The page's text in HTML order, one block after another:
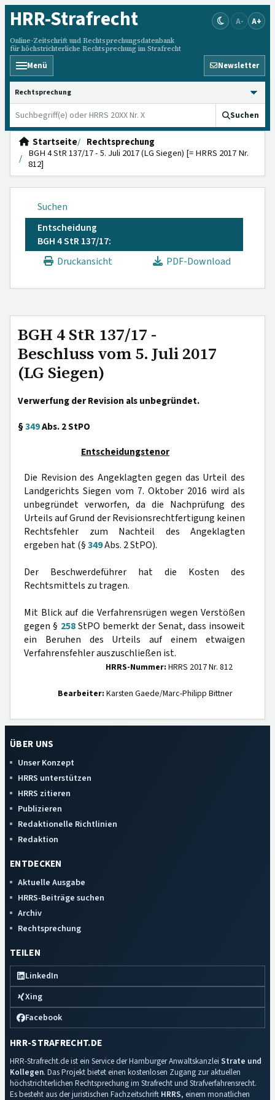
HRR-Strafrecht
Online-Zeitschrift und Rechtsprechungsdatenbank
für höchstrichterliche Rechtsprechung im Strafrecht
A- A+
Menü Newsletter
HRRS durchsuchen
Suchen
Startseite
Rechtsprechung
BGH 4 StR 137/17 - 5. Juli 2017 (LG Siegen) [= HRRS 2017 Nr.
812]
Suchen
Entscheidung
BGH 4 StR 137/17:
Druckansicht
PDF-Download
BGH 4 StR 137/17 -
Beschluss vom 5. Juli 2017
(LG Siegen)
Verwerfung der Revision als unbegründet.
§349Abs. 2 StPO
Entscheidungstenor
Die Revision des Angeklagten gegen das Urteil des
Landgerichts Siegen vom 7. Oktober 2016 wird als
unbegründet verworfen, da die Nachprüfung des
Urteils auf Grund der Revisionsrechtfertigung keinen
Rechtsfehler zum Nachteil des Angeklagten
ergeben hat (§349Abs. 2 StPO).
Der Beschwerdeführer hat die Kosten des
Rechtsmittels zu tragen.
Mit Blick auf die Verfahrensrügen wegen Verstößen
gegen § 258StPO bemerkt der Senat, dass insoweit
ein Beruhen des Urteils auf einem etwaigen
Verfahrensfehler auszuschließen ist.
HRRS-Nummer: HRRS 2017 Nr. 812
Bearbeiter: Karsten Gaede/Marc-Philipp Bittner
ÜBER UNS
Unser Konzept
HRRS unterstützen
HRRS zitieren
Publizieren
Redaktionelle Richtlinien
Redaktion
ENTDECKEN
Aktuelle Ausgabe
HRRS-Beiträge suchen
Archiv
Rechtsprechung
TEILEN
LinkedIn
Xing
Facebook
HRR-STRAFRECHT.DE
HRR-Strafrecht.de ist ein Service der Hamburger Anwaltskanzlei Strate und
Kollegen. Das Projekt bietet einen kostenlosen Zugang zur aktuellen
höchstrichterlichen Rechtsprechung im Strafrecht und Strafverfahrensrecht.
Es besteht aus der juristischen Fachzeitschrift HRRS, einem monatlichen